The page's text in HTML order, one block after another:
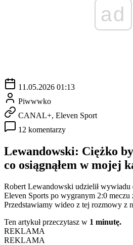
ad
11.05.2026 01:13
Piwwwko
CANAL+, Eleven Sport
12 komentarzy
Lewandowski: Ciężko
co osiągnąłem w mojej
Robert Lewandowski udzielił
Eleven Sports po wygranym 2:0 meczu
Przedstawiamy wideo z tej rozmowy z
Ten artykuł przeczytasz w 1 minutę.
REKLAMA
REKLAMA